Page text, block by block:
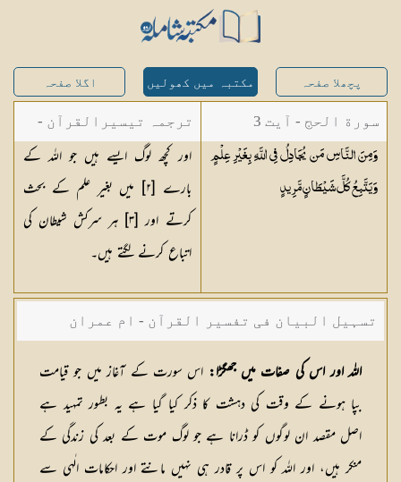
پچھلا صفحہ مکتبہ میں کھولیں اگلا صفحہ
سورة الحج - آیت 3
وَمِنَ النَّاسِ مَن يُجَادِلُ فِي اللَّهِ بِغَيْرِ عِلْمٍ
وَيَتَّبِعُ كُلَّ شَيْطَانٍمَّرِيدٍ
ترجمہ تیسیرالقرآن -
مولانا عبد الرحمن
کیلانی
اور کچھ لوگ ایسے ہیں جو اللہ کے
بارے [٢] میں بغیر علم کے بحث
کرتے اور [٣] ہر سرکش شیطان کی
اتباع کرنے لگتے ہیں۔
تسہیل البیان فی تفسیر القرآن - ام عمران
شکیلہ بنت میاں فضل حسین
اللہ اور اس کی صفات میں جھگڑا: اس سورت کے آغاز میں جو قیامت
بپا ہونے کے وقت کی دہشت کا ذکر کیا گیا ہے یہ بطور تمہید ہے
اصل مقصد ان لوگوں کو ڈرانا ہے جو لوگ موت کے بعد کی زندگی کے
منکر ہیں، اور اللہ کو اس پر قادر ہی نہیں مانتے اور احکامات الٰہی سے